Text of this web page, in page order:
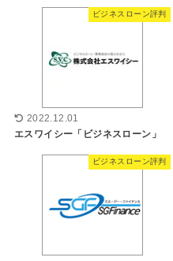
ビジネスローン評判
2022.12.01
エスワイシー「ビジネスローン」
ビジネスローン評判